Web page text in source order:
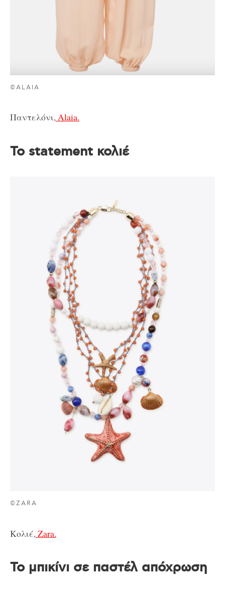
©ALAIA
Παντελόνι,Alaia.
Το statement κολιέ
©ZARA
Κολιέ, Zara.
Το μπικίνι σε παστέλ απόχρωση